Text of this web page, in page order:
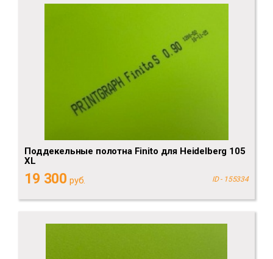
Поддекельные полотна Finito для Heidelberg 105
XL
19 300 руб. ID - 155334